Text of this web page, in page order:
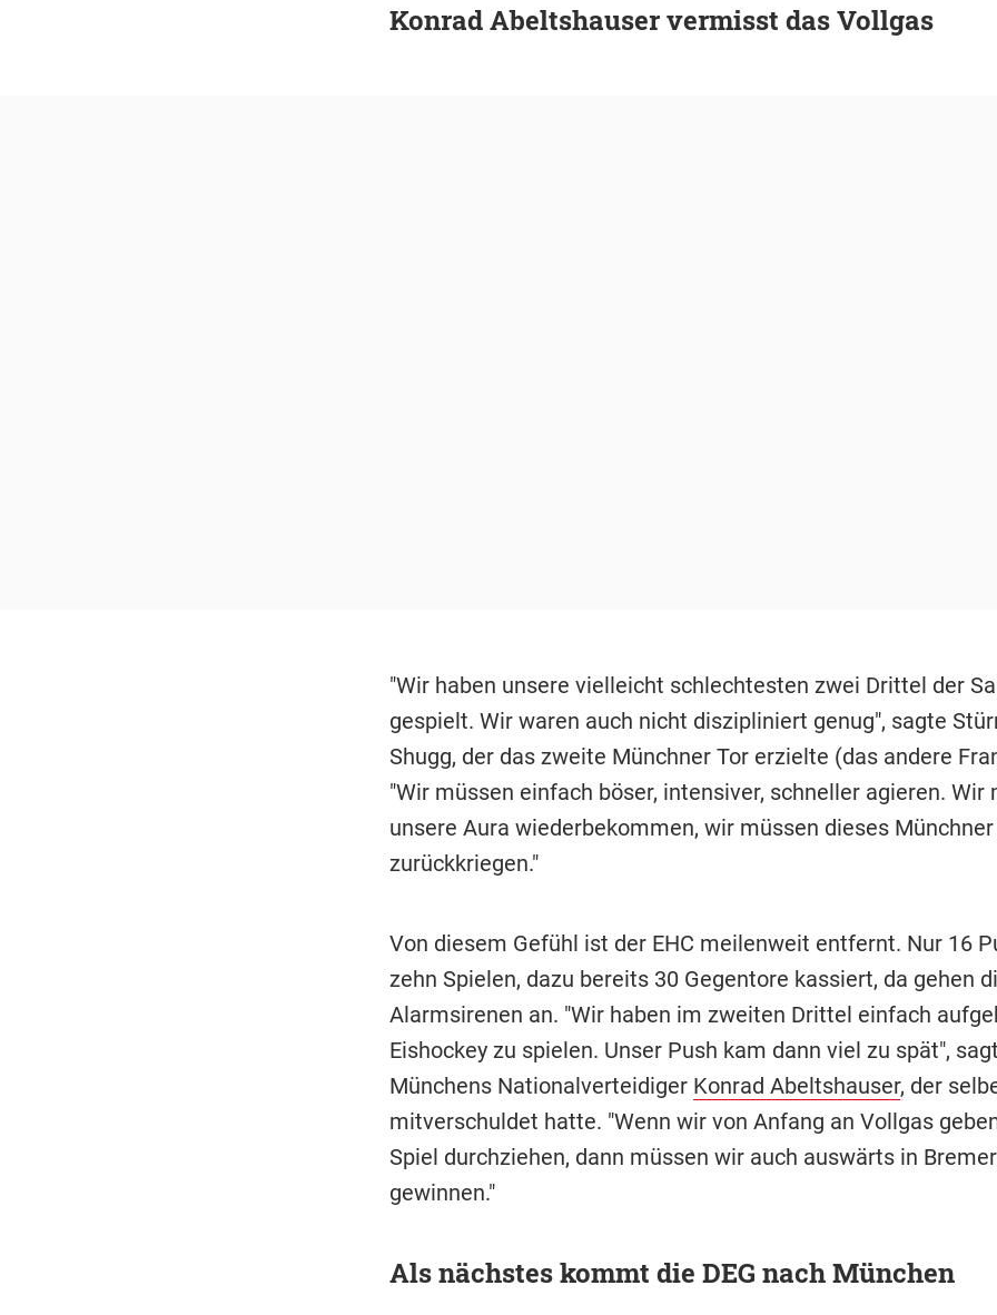
Konrad Abeltshauser vermisst das Vollgas
"Wir haben unsere vielleicht schlechtesten zwei Drittel der
gespielt. Wir waren auch nicht diszipliniert genug", sagte
Shugg, der das zweite Münchner Tor erzielte (das andere
"Wir müssen einfach böser, intensiver, schneller agieren. Wir
unsere Aura wiederbekommen, wir müssen dieses
zurückkriegen."
Von diesem Gefühl ist der EHC meilenweit entfernt. Nur 16
zehn Spielen, dazu bereits 30 Gegentore kassiert, da gehen
Alarmsirenen an. "Wir haben im zweiten Drittel einfach
Eishockey zu spielen. Unser Push kam dann viel zu spät",
Münchens Nationalverteidiger Konrad Abeltshauser, der
mitverschuldet hatte. "Wenn wir von Anfang an Vollgas
Spiel durchziehen, dann müssen wir auch auswärts in
gewinnen."
Als nächstes kommt die DEG nach München